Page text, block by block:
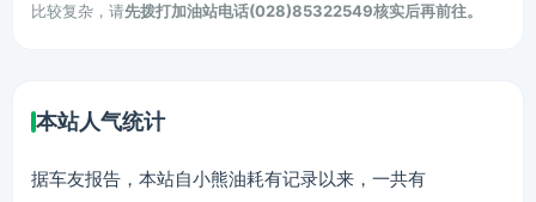
比较复杂，请先拨打加油站电话(028)85322549核实后再前往。
本站人气统计
据车友报告，本站自小熊油耗有记录以来，一共有